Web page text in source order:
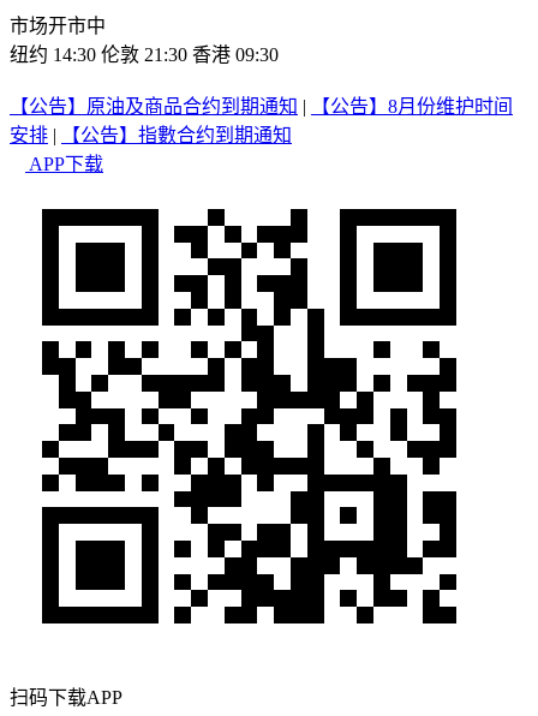
市场开市中
纽约 14:30 伦敦 21:30 香港 09:30
【公告】原油及商品合约到期通知 |
【公告】8月份维护时间
安排 |
【公告】指數合约到期通知
APP下载
扫码下载APP